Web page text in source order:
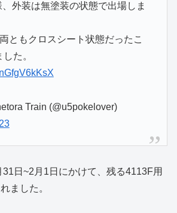
外装は無塗装の状態で出場しま
ともクロスシート状態だったこ
た。
Train (@u5pokelover)
日~2月1日にかけて、残る4113F用
ました。